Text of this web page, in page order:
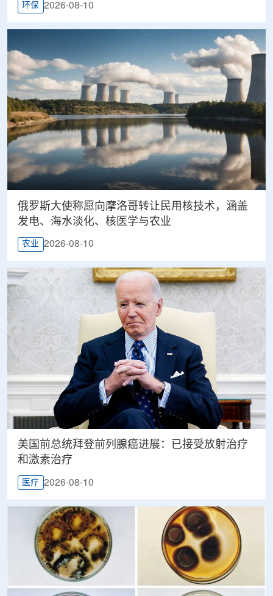
环保 2026-08-10
俄罗斯大使称愿向摩洛哥转让民用核技术，涵盖
发电、海水淡化、核医学与农业
农业 2026-08-10
美国前总统拜登前列腺癌进展：已接受放射治疗
和激素治疗
医疗 2026-08-10